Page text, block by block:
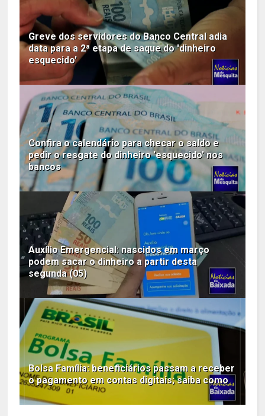
Greve dos servidores do Banco Central adia
data para a 2ª etapa de saque do 'dinheiro
esquecido'
Confira o calendário para checar o saldo e
pedir o resgate do dinheiro 'esquecido' nos
bancos
Auxílio Emergencial: nascidos em março
podem sacar o dinheiro a partir desta
segunda (05)
Bolsa Família: beneficiários passam a receber
o pagamento em contas digitais; saiba como